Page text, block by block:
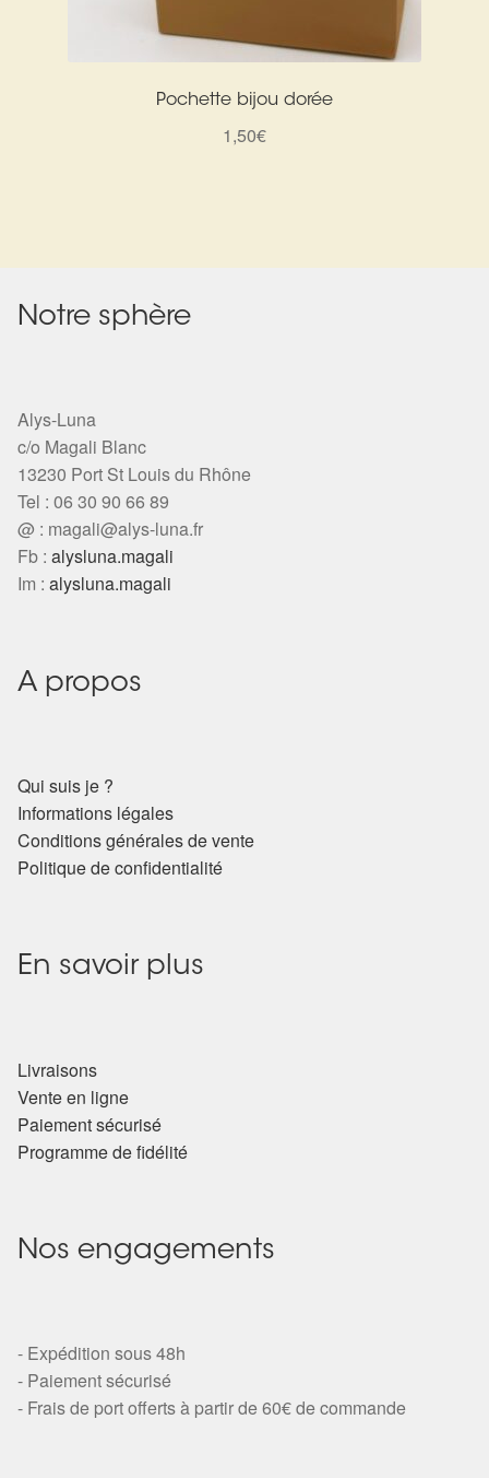
Pochette bijou dorée
1,50€
Notre sphère
Alys-Luna
c/o Magali Blanc
13230 Port St Louis du Rhône
Tel : 06 30 90 66 89
@ : magali@alys-luna.fr
Fb : alysluna.magali
Im : alysluna.magali
A propos
Qui suis je ?
Informations légales
Conditions générales de vente
Politique de confidentialité
En savoir plus
Livraisons
Vente en ligne
Paiement sécurisé
Programme de fidélité
Nos engagements
- Expédition sous 48h
- Paiement sécurisé
- Frais de port offerts à partir de 60€ de commande